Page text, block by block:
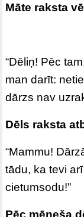
Māte raksta
“Dēliņ! Pēc
man darīt:
dārzs nav
Dēls raksta
“Mammu!
tādu, ka tevi
cietumsodu!”
Pēc mēneša